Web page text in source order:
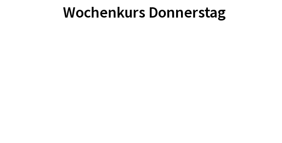
Wochenkurs Donnerstag